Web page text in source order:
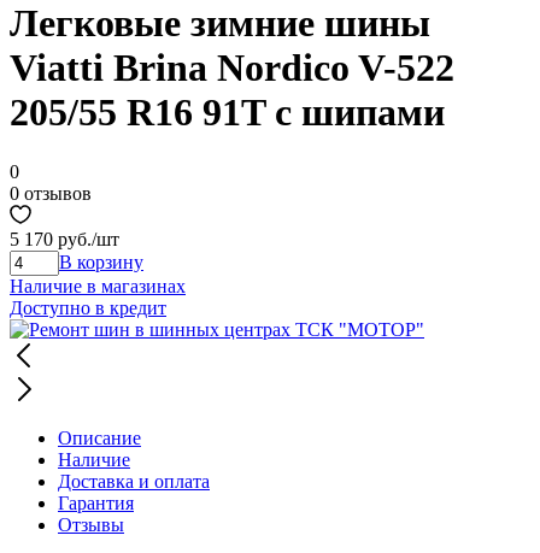
Легковые зимние шины
Viatti Brina Nordico V-522
205/55 R16 91T с шипами
0
0 отзывов
5 170 руб./шт
В корзину
Наличие в магазинах
Доступно в кредит
Описание
Наличие
Доставка и оплата
Гарантия
Отзывы